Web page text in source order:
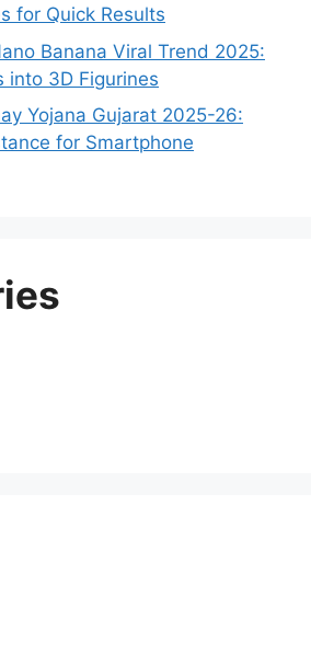
for Quick Results
Banana Viral Trend 2025:
into 3D Figurines
Yojana Gujarat 2025-26:
for Smartphone